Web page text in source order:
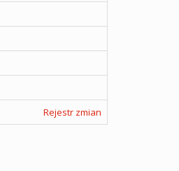
Rejestr zmian